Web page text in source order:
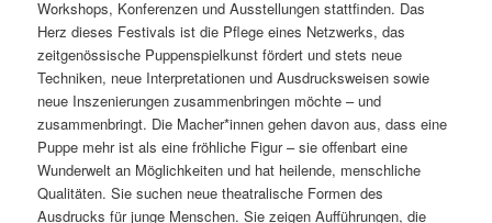
Workshops, Konferenzen und Ausstellungen stattfinden. Das
Herz dieses Festivals ist die Pflege eines Netzwerks, das
zeitgenössische Puppenspielkunst fördert und stets neue
Techniken, neue Interpretationen und Ausdrucksweisen sowie
neue Inszenierungen zusammenbringen möchte – und
zusammenbringt. Die Macher*innen gehen davon aus, dass eine
Puppe mehr ist als eine fröhliche Figur – sie offenbart eine
Wunderwelt an Möglichkeiten und hat heilende, menschliche
Qualitäten. Sie suchen neue theatralische Formen des
Ausdrucks für junge Menschen. Sie zeigen Aufführungen, die